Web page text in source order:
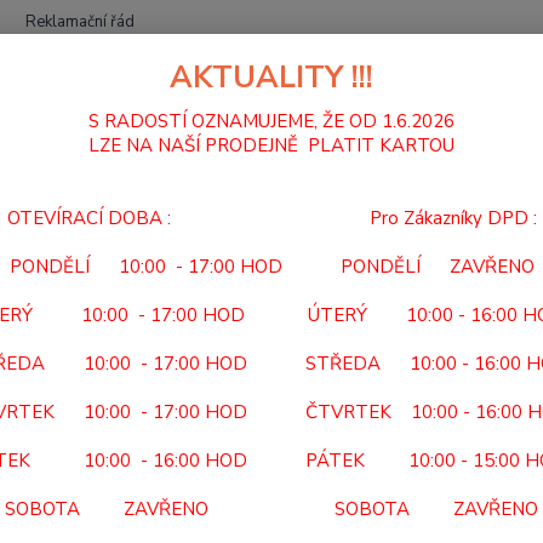
Reklamační řád
ZÁCHYTNÉ 726 C
726
KÓD
AKTUALITY !!!
S RADOSTÍ OZNAMUJEME, ŽE OD 1.6.2026
LZE NA NAŠÍ PRODEJNĚ PLATIT KARTOU
OTEVÍRACÍ DOBA : Pro Zákazníky DPD :
PONDĚLÍ 10:00 - 17:00 HOD PONDĚLÍ ZAVŘENO
10:00 - 17:00 HOD ÚTERÝ 10:00 - 16:00
10:00 - 17:00 HOD STŘEDA 10:00 - 16:00
10:00 - 17:00 HOD ČTVRTEK 10:00 - 16:00
10:00 - 16:00 HOD PÁTEK 10:00 - 15:00
SOBOTA ZAVŘENO SOBOTA ZAVŘENO